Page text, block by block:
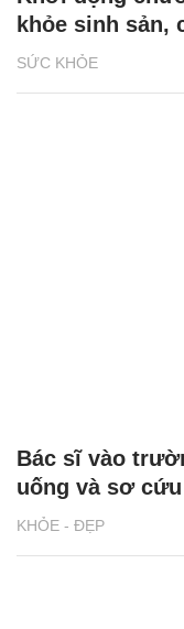
SỨC KHỎE
khỏe sinh sản,
KHỎE - ĐẸP
Bác sĩ vào
uống và sơ